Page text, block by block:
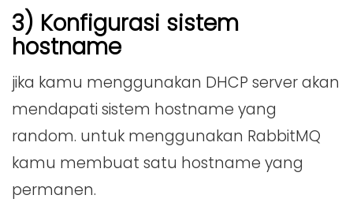
3) Konfigurasi sistem
hostname
jika kamu menggunakan DHCP server akan
mendapati sistem hostname yang
random. untuk menggunakan RabbitMQ
kamu membuat satu hostname yang
permanen.